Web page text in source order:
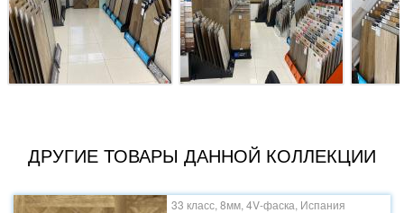
ДРУГИЕ ТОВАРЫ ДАННОЙ КОЛЛЕКЦИИ
33 класс, 8мм, 4V-фаска, Испания